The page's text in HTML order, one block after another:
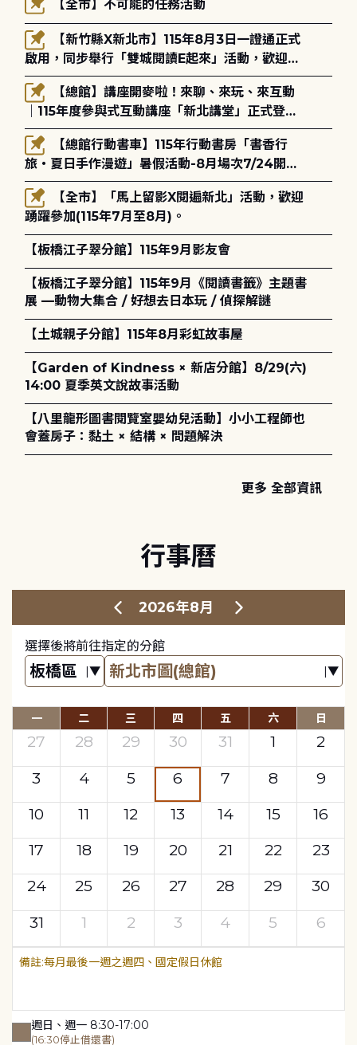
【全市】不可能的任務活動
啟用，同步舉行「雙城閱讀E起來」活動，歡迎踴
躍參加(115年8月3日至10月4日)。
｜115年度參與式互動講座「新北講堂」正式登
場！
旅・夏日手作漫遊」暑假活動-8月場次7/24開始
報名
踴躍參加(115年7月至8月)。
【板橋江子翠分館】115年9月影友會
【板橋江子翠分館】115年9月《閱讀書籤》主題書
展 —動物大集合 / 好想去日本玩 / 偵探解謎
【土城親子分館】115年8月彩虹故事屋
【Garden of Kindness × 新店分館】8/29(六)
14:00 夏季英文說故事活動
【八里龍形圖書閱覽室嬰幼兒活動】小小工程師也
會蓋房子：黏土 × 結構 × 問題解決
更多 全部資訊
行事曆
2026年8月
選擇後將前往指定的分館
一 二 三 四 五 六 日
27 28 29 30 31 1
2
3
4 5 6 7 8
9
10
11 12 13 14 15
16
17
18 19 20 21 22
23
24
25 26 27 28 29
30
31
1 2 3 4 5 6
每月最後一週之週四、國定假日休館
週日、週一 8:30-17:00
(16:30停止借還書)